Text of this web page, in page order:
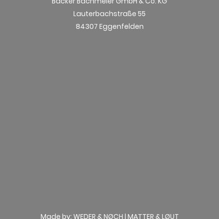
Lauterbachstraße 55
84307 Eggenfelden
Made by: WEDER & NØCH | MATTER & LØUT